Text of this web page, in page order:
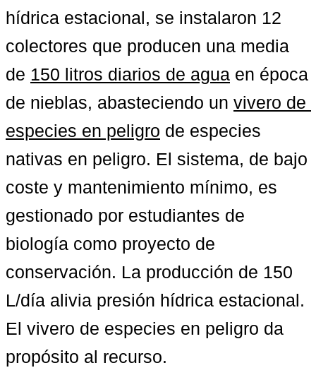
hídrica estacional, se instalaron 12
colectores que producen una media
de 150 litros diarios de agua en época
de nieblas, abasteciendo un vivero de
especies en peligro de especies
nativas en peligro. El sistema, de bajo
coste y mantenimiento mínimo, es
gestionado por estudiantes de
biología como proyecto de
conservación. La producción de 150
L/día alivia presión hídrica estacional.
El vivero de especies en peligro da
propósito al recurso.